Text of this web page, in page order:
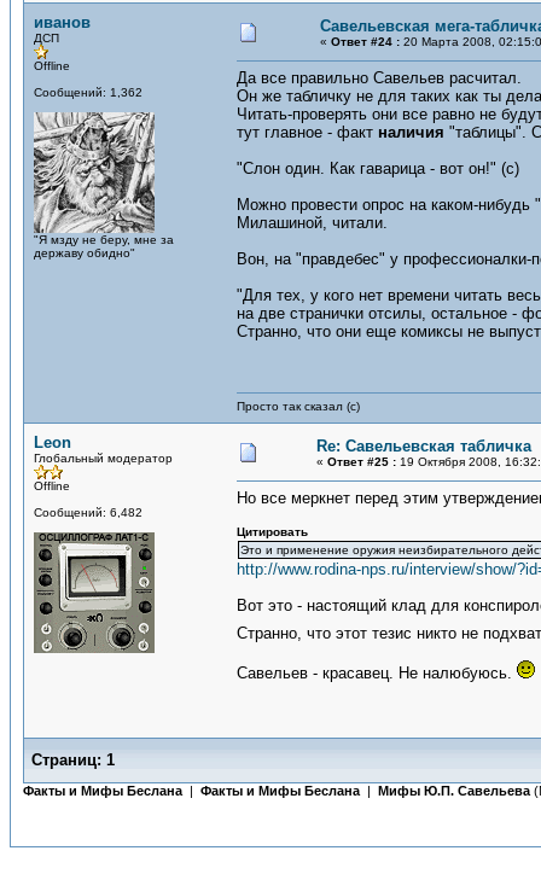
иванов
ДСП
Offline
Сообщений: 1,362
"Я мзду не беру, мне за
державу обидно"
Савельевская мега-
« Ответ #24 : 20 Марта 2008,
Да все правильно Савельев расчитал.
Он же табличку не для таких как ты
Читать-проверять они все равно не
тут главное - факт наличия "таблицы".
"Слон один. Как гаварица - вот он!" (с)
Можно провести опрос на каком-
Милашиной, читали.
Вон, на "правдебес" у профессионалки-
"Для тех, у кого нет времени читать
на две странички отсилы, остальное -
Странно, что они еще комиксы не
Просто так сказал (с)
Leon
Глобальный модератор
Offline
Сообщений: 6,482
Re: Савельевская табличка
« Ответ #25 : 19 Октября 2008,
Но все меркнет перед этим
Цитировать
Это и применение оружия неизбирательного
http://www.rodina-nps.ru/interview/show/
Вот это - настоящий клад для
Странно, что этот тезис никто не
Савельев - красавец. Не налюбуюсь.
Страниц: 1
Факты и Мифы Беслана | Факты и Мифы Беслана | Мифы Ю.П. Савельева